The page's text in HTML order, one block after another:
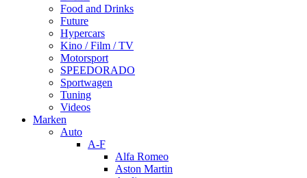
Food and Drinks
Future
Hypercars
Kino / Film / TV
Motorsport
SPEEDORADO
Sportwagen
Tuning
Videos
Marken
Auto
A-F
Alfa Romeo
Aston Martin